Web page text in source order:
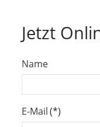
Jetzt
Name
E-Mail(*)